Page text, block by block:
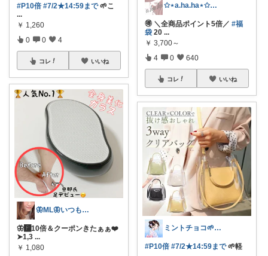
#P10倍 #7/2★14:59まで🌱こ
...
￥ 1,260
0 0 4
コレ いいね
🦋ML🦋いつもありがとう💓
🦋🅿️10倍＆クーポンきたぁぁ❤️
➤1,3 ...
￥ 1,080
✩⋆a.ha.ha⋆✩🛒感謝っ❤︎
🉐 ＼全商品ポイント5倍／ #福
袋 20 ...
￥ 3,700～
4 0 640
コレ いいね
ミントチョコ🌱いつもありがとう
#P10倍 #7/2★14:59まで🌱軽